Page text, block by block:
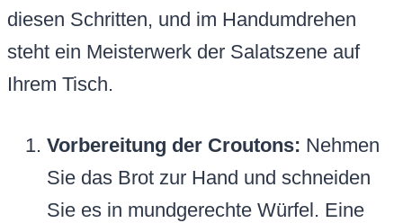
diesen Schritten, und im Handumdrehen
steht ein Meisterwerk der Salatszene auf
Ihrem Tisch.
Vorbereitung der Croutons: Nehmen
Sie das Brot zur Hand und schneiden
Sie es in mundgerechte Würfel. Eine